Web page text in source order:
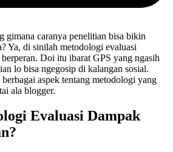
gimana caranya penelitian bisa bikin
Ya, di sinilah metodologi evaluasi
Doi itu ibarat GPS yang ngasih
lo bisa ngegosip di kalangan sosial.
aspek tentang metodologi yang
ala blogger.
Evaluasi Dampak